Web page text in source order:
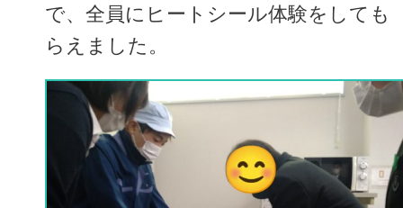
で、全員にヒートシール体験をしても
らえました。